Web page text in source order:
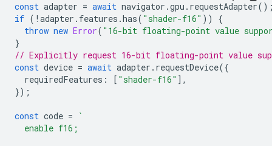
const adapter = await navigator .gpu . requestAdapter
if ( ! adapter . features .has( "shader-f16" ))
{
throw new Error( "16-bit floating-point value
}
// Explicitly request 16-bit floating-point value
const device = await adapter . requestDevice({
requiredFeatures : [ "shader-f16" ],
});
const code =
`
  enable f16;